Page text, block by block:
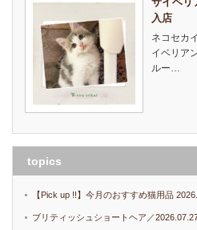
入店
ネコセカ
イベリア
ルー…
topics
【Pick up !!】今月のおすすめ猫用品
ブリティッシュショートヘア／